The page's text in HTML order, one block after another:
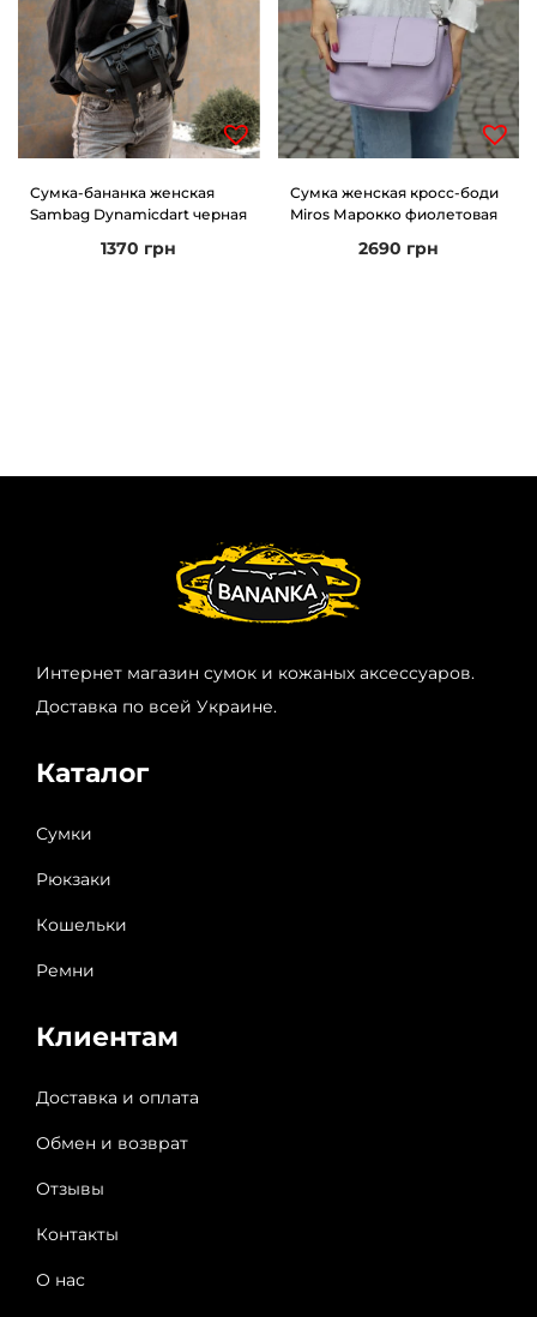
Сумка-бананка женская
Sambag Dynamicdart черная
1370 грн
Сумка женская кросс-боди
Miros Марокко фиолетовая
2690 грн
Интернет магазин сумок и кожаных аксессуаров.
Доставка по всей Украине.
Каталог
Сумки
Рюкзаки
Кошельки
Ремни
Клиентам
Доставка и оплата
Обмен и возврат
Отзывы
Контакты
О нас